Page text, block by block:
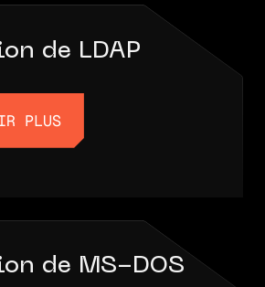
de LDAP
PLUS
de MS-DOS